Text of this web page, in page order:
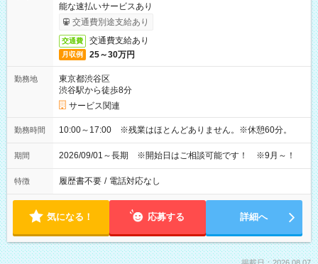
能な速払いサービスあり
交通費別途支給あり
交通費 交通費支給あり
月収例 25～30万円
勤務地
東京都渋谷区
渋谷駅から徒歩8分
サービス関連
勤務時間 10:00～17:00 ※残業はほとんどありません。※休憩60分。
期間 2026/09/01～長期 ※開始日はご相談可能です！ ※9月～！
特徴 履歴書不要 / 電話対応なし
気になる！ 応募する 詳細へ